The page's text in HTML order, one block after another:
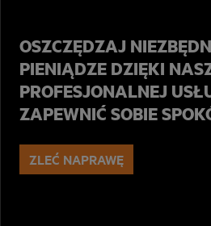
OSZCZĘDZAJ
PIENIĄDZE DZIĘKI
PROFESJONALNEJ
ZAPEWNIĆ SOBIE
ZLEĆ NAPRAWĘ